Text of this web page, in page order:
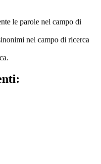
le parole nel campo di
nel campo di ricerca